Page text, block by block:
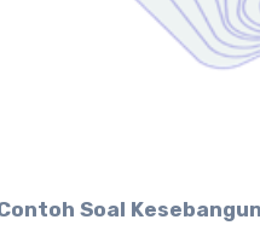
Soal